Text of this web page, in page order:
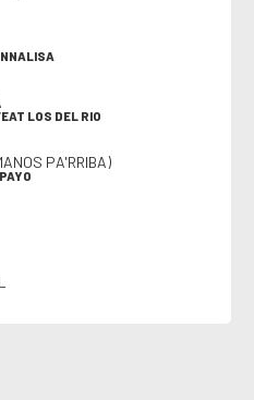
LOS DEL RIO
PA'RRIBA)